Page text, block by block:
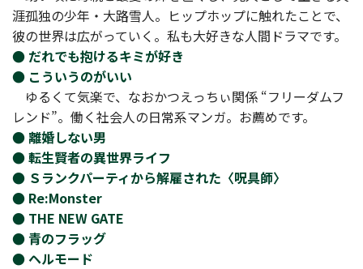
涯孤独の少年・大路雪人。ヒップホップに触れたことで、
彼の世界は広がっていく。私も大好きな人間ドラマです。
● だれでも抱けるキミが好き
● こういうのがいい
ゆるくて気楽で、なおかつえっちぃ関係 “フリーダムフ
レンド”。働く社会人の日常系マンガ。お薦めです。
● 離婚しない男
● 転生賢者の異世界ライフ
● Ｓランクパーティから解雇された〈呪具師〉
● Re:Monster
● THE NEW GATE
● 青のフラッグ
● ヘルモード